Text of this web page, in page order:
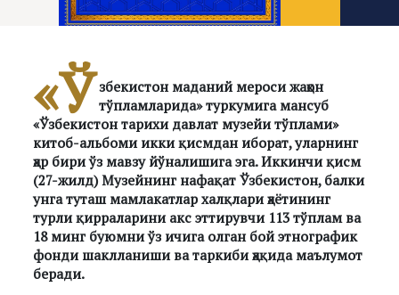
«Ў збекистон маданий мероси жаҳон
тўпламларида» туркумига мансуб
«Ўзбекистон тарихи давлат музейи тўплами»
китоб-альбоми икки қисмдан иборат, уларнинг
ҳар бири ўз мавзу йўналишига эга. Иккинчи қисм
(27-жилд) Музейнинг нафақат Ўзбекистон, балки
унга туташ мамлакатлар халқлари ҳаётининг
турли қирраларини акс эттирувчи 113 тўплам ва
18 минг буюмни ўз ичига олган бой этнографик
фонди шаклланиши ва таркиби ҳақида маълумот
беради.